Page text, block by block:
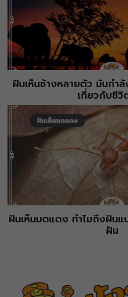
ฝันเห็นช้างหลายตัว มันกำ
เกี่ยวกับชี
ฝันเห็นมดแดง ทำไมถึงฝัน
ฝัน